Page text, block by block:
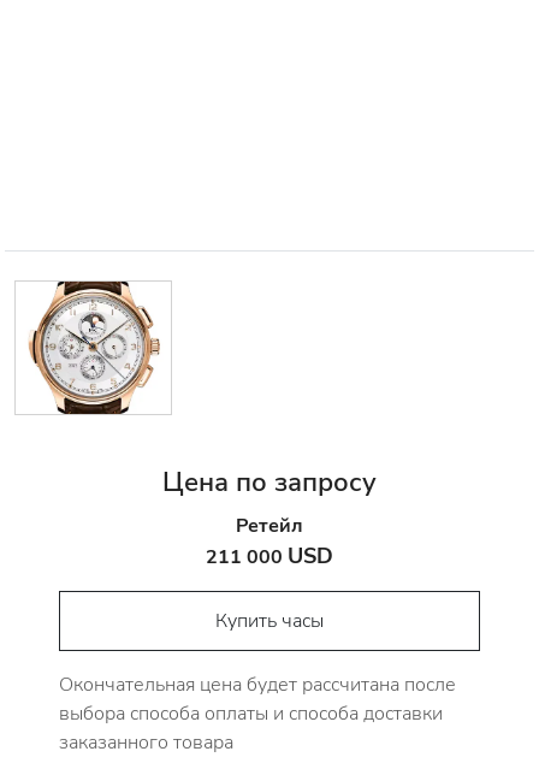
Цена по запросу
Ретейл
211 000 USD
Купить часы
Окончательная цена будет рассчитана после
выбора способа оплаты и способа доставки
заказанного товара